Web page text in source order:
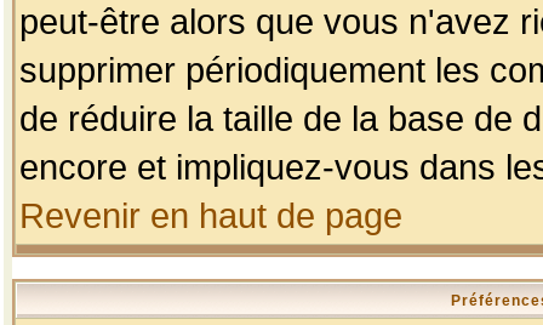
peut-être alors que vous n'avez
supprimer périodiquement les
de réduire la taille de la base de
encore et impliquez-vous dans
Revenir en haut de page